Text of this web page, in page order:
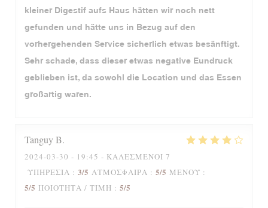
kleiner Digestif aufs Haus hätten wir noch nett
gefunden und hätte uns in Bezug auf den
vorhergehenden Service sicherlich etwas besänftigt.
Sehr schade, dass dieser etwas negative Eundruck
geblieben ist, da sowohl die Location und das Essen
großartig waren.
TanguyB
2024-03-30 - 19:45 - ΚΑΛΕΣΜΈΝΟΙ 7
ΥΠΗΡΕΣΊΑ : 3/5 ΑΤΜΌΣΦΑΙΡΑ : 5/5 ΜΕΝΟΎ :
5/5 ΠΟΙΌΤΗΤΑ / ΤΙΜΉ : 5/5